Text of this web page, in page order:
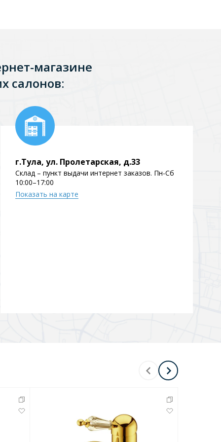
магазине
салонов:
г.Тула, ул. Пролетарская, д.33
Склад – пункт выдачи интернет заказов. Пн-Сб
10:00–17:00
Показать на карте